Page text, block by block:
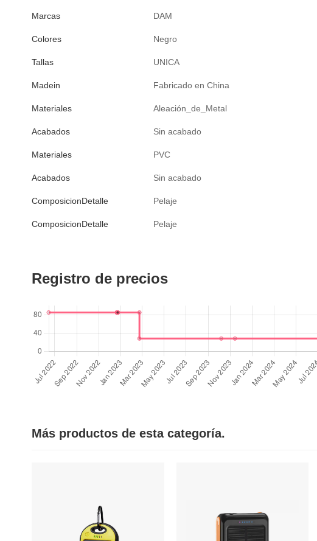
Marcas DAM
Colores Negro
Tallas UNICA
Madein Fabricado en China
Materiales Aleación_de_Metal
Acabados Sin acabado
Materiales PVC
Acabados Sin acabado
ComposicionDetalle Pelaje
ComposicionDetalle Pelaje
Registro de precios
Más productos de esta categoría.